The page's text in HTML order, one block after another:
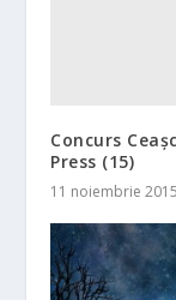
Concurs
Press (15)
11 noiembrie 2015